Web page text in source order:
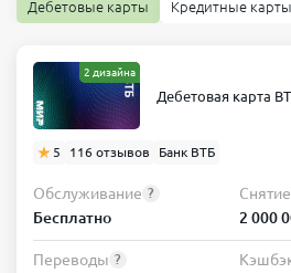
Дебетовые карты Кредитные карты
2 дизайна
Дебетовая карта
5 116 отзывов Банк ВТБ
Обслуживание ?
Бесплатно 2 000
Переводы ?